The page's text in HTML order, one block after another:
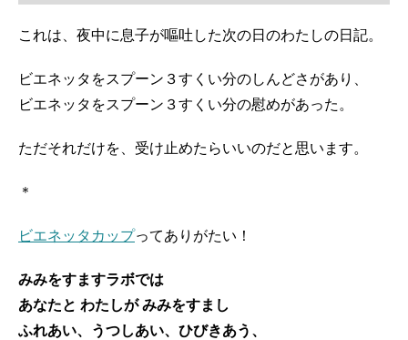
これは、夜中に息子が嘔吐した次の日のわたしの日記。
ビエネッタをスプーン３すくい分のしんどさがあり、
ビエネッタをスプーン３すくい分の慰めがあった。
ただそれだけを、受け止めたらいいのだと思います。
＊
ビエネッタカップってありがたい！
みみをすますラボでは
あなたと わたしが みみをすまし
ふれあい、うつしあい、ひびきあう、